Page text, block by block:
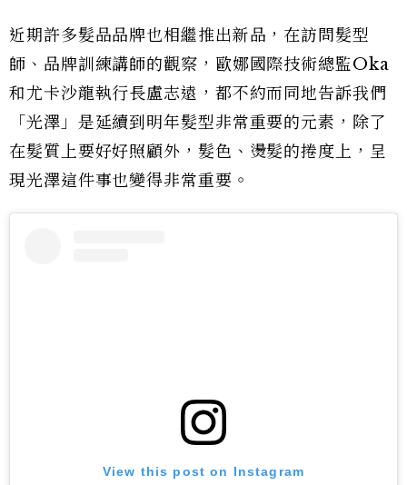
近期許多髮品品牌也相繼推出新品，在訪問髮型
師、品牌訓練講師的觀察，歐娜國際技術總監Oka
和尤卡沙龍執行長盧志遠，都不約而同地告訴我們
「光澤」是延續到明年髮型非常重要的元素，除了
在髮質上要好好照顧外，髮色、燙髮的捲度上，呈
現光澤這件事也變得非常重要。
View this post on Instagram